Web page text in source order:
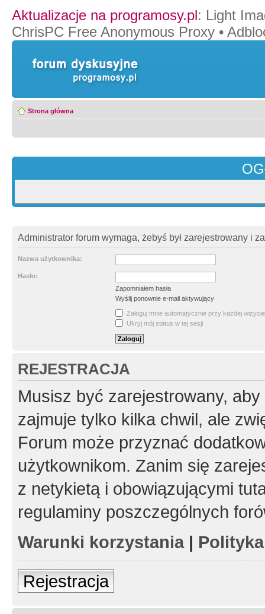
Aktualizacje na programosy.pl: Light
ChrisPC Free Anonymous Proxy •
Strona główna
Administrator forum wymaga, żebyś był zarejestrowany i
Nazwa użytkownika:
Hasło:
Zapomniałem hasła
Wyślij ponownie e-mail aktywujący
Zaloguj mnie automatycznie przy każdej wizycie
Ukryj mój status w tej sesji
REJESTRACJA
Musisz być zarejestrowany,
zajmuje tylko kilka chwil, ale
Forum może przyznać
użytkownikom. Zanim się
z netykietą i obowiązującymi
regulaminy poszczególnych
Warunki korzystania|
Rejestracja